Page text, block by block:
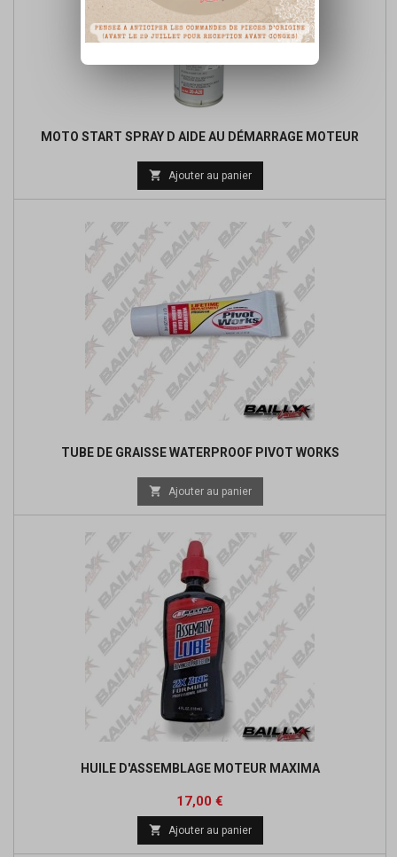
MOTO START SPRAY D AIDE AU DÉMARRAGE MOTEUR
 Ajouter au panier
TUBE DE GRAISSE WATERPROOF PIVOT WORKS
 Ajouter au panier
HUILE D'ASSEMBLAGE MOTEUR MAXIMA
Prix
17,00 €
 Ajouter au panier